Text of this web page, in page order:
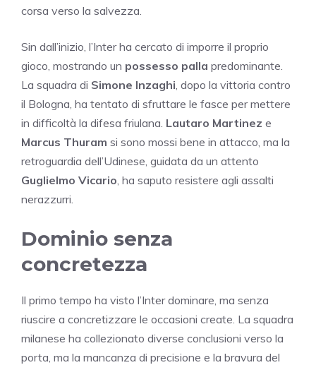
corsa verso la salvezza.
Sin dall’inizio, l’Inter ha cercato di imporre il proprio
gioco, mostrando un possesso palla predominante.
La squadra di Simone Inzaghi , dopo la vittoria contro
il Bologna, ha tentato di sfruttare le fasce per mettere
in difficoltà la difesa friulana. Lautaro Martinez e
Marcus Thuram si sono mossi bene in attacco, ma la
retroguardia dell’Udinese, guidata da un attento
Guglielmo Vicario , ha saputo resistere agli assalti
nerazzurri.
Dominio senza
concretezza
Il primo tempo ha visto l’Inter dominare, ma senza
riuscire a concretizzare le occasioni create. La squadra
milanese ha collezionato diverse conclusioni verso la
porta, ma la mancanza di precisione e la bravura del